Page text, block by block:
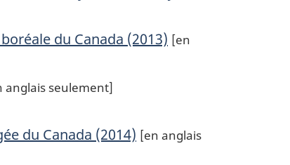
du Canada (2013) [en
anglais seulement]
du Canada (2014) [en anglais